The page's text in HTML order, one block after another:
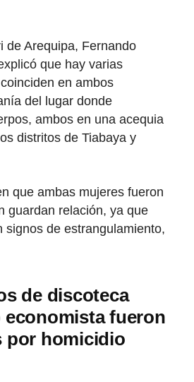
de Arequipa, Fernando
que hay varias
en ambos
del lugar donde
ambos en una acequia
distritos de Tiabaya y
que ambas mujeres fueron
guardan relación, ya que
signos de estrangulamiento,
de discoteca
fueron
por homicidio